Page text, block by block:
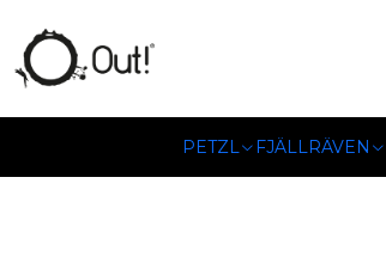
PETZL FJÄLLRÄVEN